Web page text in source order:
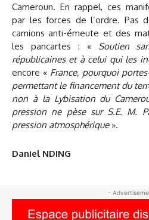
Cameroun. En rappel, ces
par les forces de l’ordre. Pas
camions anti-émeute et des
les pancartes : « Soutien
républicaines et à celui qui les
encore « France, pourquoi
permettant le financement du
non à la Lybisation du
pression ne pèse sur S.E. M.
pression atmosphérique».
Daniel NDING
-